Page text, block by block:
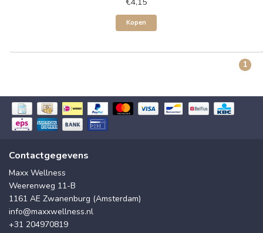
Kopen
1
Contactgegevens
Maxx Wellness
Weerenweg 11-B
1161 AE Zwanenburg (Amsterdam)
info@maxxwellness.nl
+31 204970819